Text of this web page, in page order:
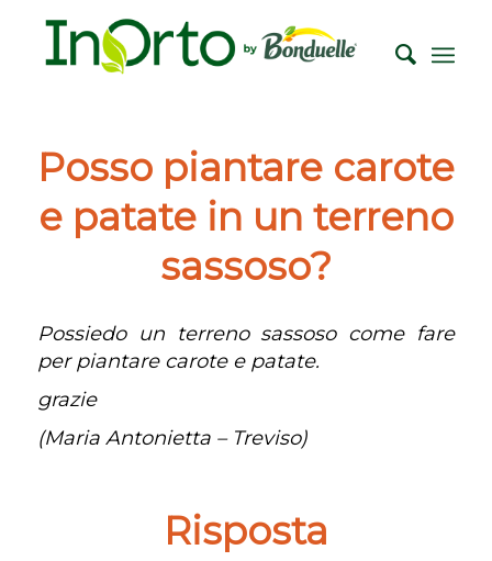
Posso piantare carote
e patate in un terreno
sassoso?
Possiedo un terreno sassoso come fare
per piantare carote e patate.
grazie
(Maria Antonietta – Treviso)
Risposta